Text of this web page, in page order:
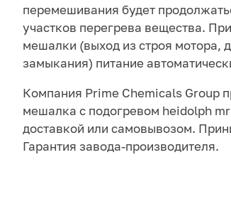
перемешивания будет
участков перегрева вещества.
мешалки (выход из строя мотора,
замыкания) питание
Компания Prime Chemicals Group
мешалка с подогревом heidolph
доставкой или самовывозом.
Гарантия завода-производителя.